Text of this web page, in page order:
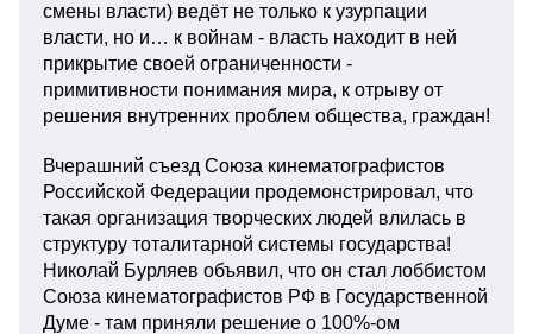
смены власти) ведёт не только к узурпации
власти, но и… к войнам - власть находит в ней
прикрытие своей ограниченности -
примитивности понимания мира, к отрыву от
решения внутренних проблем общества, граждан!
Вчерашний съезд Союза кинематографистов
Российской Федерации продемонстрировал, что
такая организация творческих людей влилась в
структуру тоталитарной системы государства!
Николай Бурляев объявил, что он стал лоббистом
Союза кинематографистов РФ в Государственной
Думе - там приняли решение о 100%-ом